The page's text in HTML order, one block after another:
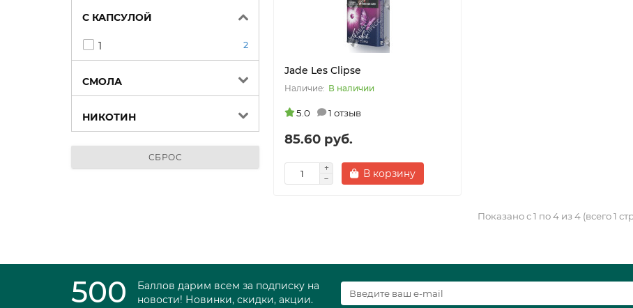
С КАПСУЛОЙ
1 2
СМОЛА
НИКОТИН
СБРОС
Jade Les Clipse
В наличии
5.0 1 отзыв
85.60 руб.
В корзину
Показано с 1 по 4 из 4 (всего 1
500
Баллов дарим всем за подписку на
новости! Новинки, скидки, акции.